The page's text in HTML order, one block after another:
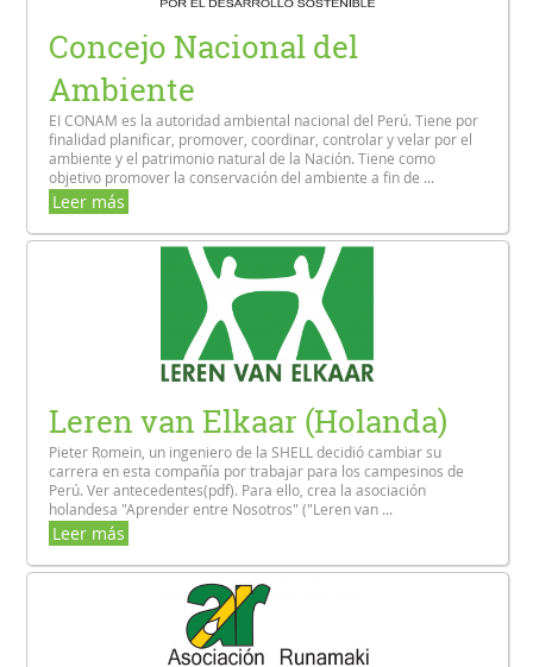
Concejo Nacional del
Ambiente
EI CONAM es la autoridad ambiental nacional del Perú. Tiene por
finalidad planificar, promover, coordinar, controlar y velar por el
ambiente y el patrimonio natural de la Nación. Tiene como
objetivo promover la conservación del ambiente a fin de ...
Leer más
Leren van Elkaar (Holanda)
Pieter Romein, un ingeniero de la SHELL decidió cambiar su
carrera en esta compañía por trabajar para los campesinos de
Perú. Ver antecedentes(pdf). Para ello, crea la asociación
holandesa "Aprender entre Nosotros" ("Leren van ...
Leer más